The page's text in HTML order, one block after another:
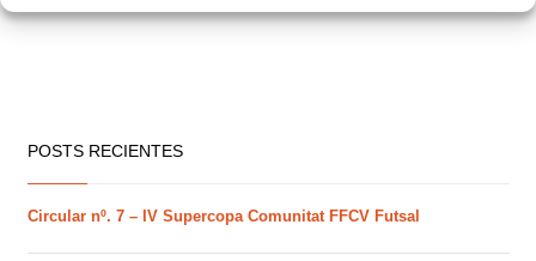
POSTS RECIENTES
Circular nº. 7 – IV Supercopa Comunitat FFCV Futsal